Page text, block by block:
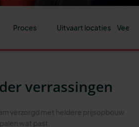
Proces Uitvaart locaties
verrassingen
verzorgd met heldere prijsopbouw
wat past.